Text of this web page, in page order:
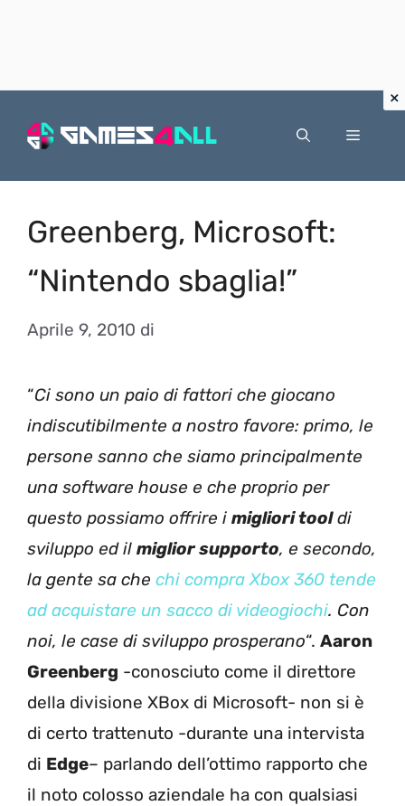
Menu
Greenberg, Microsoft:
“Nintendo sbaglia!”
Aprile 9, 2010 di
“Ci sono un paio di fattori che giocano
indiscutibilmente a nostro favore: primo, le
persone sanno che siamo principalmente
una software house e che proprio per
questo possiamo offrire i migliori tooldi
sviluppo ed il miglior supporto, e secondo,
la gente sa che chi compra Xbox 360 tende
ad acquistare un sacco di videogiochi. Con
noi, le case di sviluppo prosperano“. Aaron
Greenberg -conosciuto come il direttore
della divisione XBox di Microsoft- non si è
di certo trattenuto -durante una intervista
di Edge– parlando dell’ottimo rapporto che
il noto colosso aziendale ha con qualsiasi